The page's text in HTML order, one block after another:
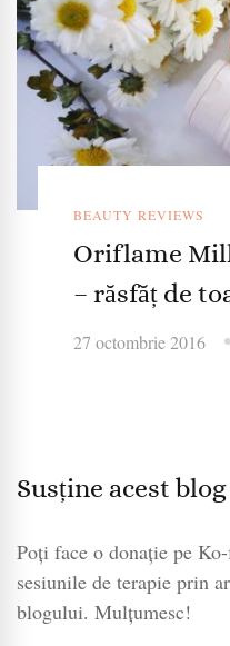
BEAUTY REVIEWS
Oriflame
– răsfăț de
27 octombrie 2016
Susține acest blog
Poți face o donație pe
sesiunile de terapie prin
blogului. Mulțumesc!